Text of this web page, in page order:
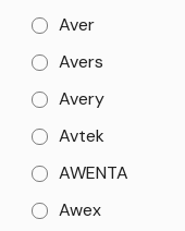
Aver
Avers
Avery
Avtek
AWENTA
Awex